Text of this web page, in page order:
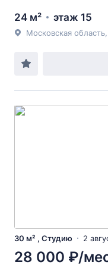
24 м² этаж 15
30 м² , Студию 2
28 000 ₽/